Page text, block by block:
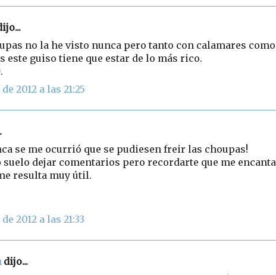
no la he visto nunca pero tanto con calamares como
este guiso tiene que estar de lo más rico.
2012 a las 21:25
se me ocurrió que se pudiesen freir las choupas!
suelo dejar comentarios pero recordarte que me encanta
resulta muy útil.
2012 a las 21:33
dijo...